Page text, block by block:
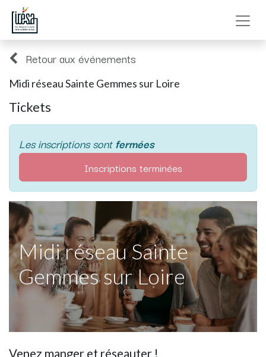
Retour aux événements
Midi réseau Sainte Gemmes sur Loire
Tickets
Les inscriptions sontfermées
Inscriptions terminées
Midi réseau Sainte
Gemmes sur Loire
Venez manger et réseauter !